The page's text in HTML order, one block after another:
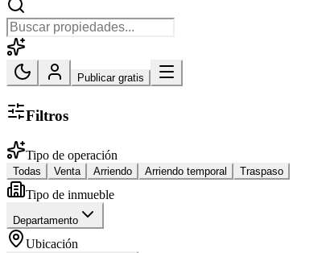
Publicar gratis
Filtros
Tipo de operación
Todas Venta Arriendo Arriendo temporal Traspaso
Tipo de inmueble
Departamento
Ubicación